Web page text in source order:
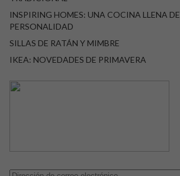
INSPIRING HOMES: UNA COCINA LLENA DE
PERSONALIDAD
SILLAS DE RATÁN Y MIMBRE
IKEA: NOVEDADES DE PRIMAVERA